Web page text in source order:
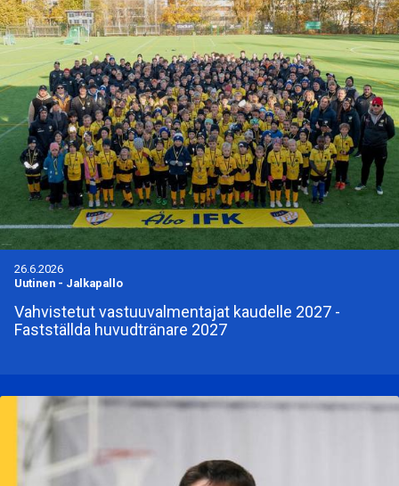
26.6.2026
Uutinen - Jalkapallo
Vahvistetut vastuuvalmentajat kaudelle 2027 -
Fastställda huvudtränare 2027